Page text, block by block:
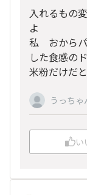
入れるもの
よ
私 おから
した食感の
米粉だけだ
うっちゃ
い